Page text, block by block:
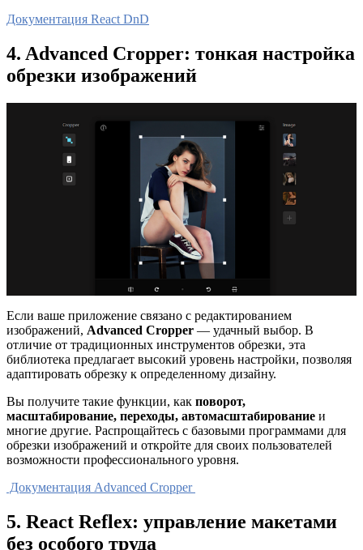
Документация React DnD
4. Advanced Cropper: тонкая настройка
обрезки изображений
Если ваше приложение связано с редактированием
изображений, Advanced Cropper — удачный выбор. В
отличие от традиционных инструментов обрезки, эта
библиотека предлагает высокий уровень настройки, позволяя
адаптировать обрезку к определенному дизайну.
Вы получите такие функции, как поворот,
масштабирование, переходы, автомасштабирование и
многие другие. Распрощайтесь с базовыми программами для
обрезки изображений и откройте для своих пользователей
возможности профессионального уровня.
Документация Advanced Cropper
5. React Reflex: управление макетами
без особого труда